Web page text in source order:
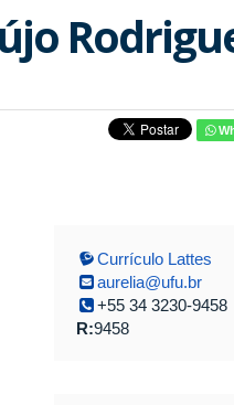
Currículo Lattes
aurelia@ufu.br
+55 34 3230-9458
R:9458